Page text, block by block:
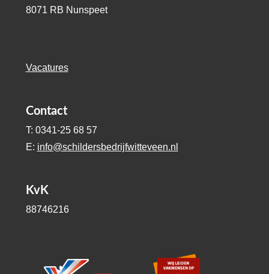
8071 RB Nunspeet
Vacatures
Contact
T: 0341-25 68 57
E: info@schildersbedrijfwitteveen.nl
KvK
88746216